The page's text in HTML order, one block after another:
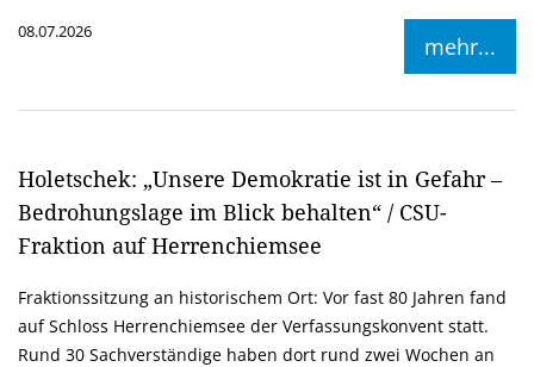
08.07.2026
mehr...
Holetschek: „Unsere Demokratie ist in Gefahr –
Bedrohungslage im Blick behalten“ / CSU-
Fraktion auf Herrenchiemsee
Fraktionssitzung an historischem Ort: Vor fast 80 Jahren fand
auf Schloss Herrenchiemsee der Verfassungskonvent statt.
Rund 30 Sachverständige haben dort rund zwei Wochen an